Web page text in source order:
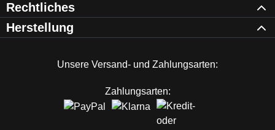
Rechtliches
Herstellung
Unsere Versand- und Zahlungsarten:
Zahlungsarten: